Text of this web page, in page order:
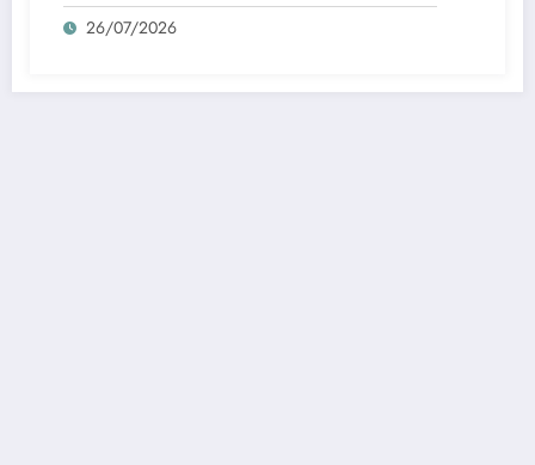
26/07/2026